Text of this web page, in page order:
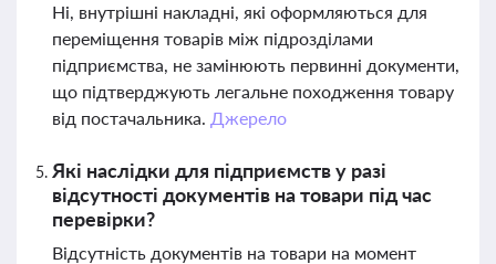
Ні, внутрішні накладні, які оформляються для
переміщення товарів між підрозділами
підприємства, не замінюють первинні документи,
що підтверджують легальне походження товару
від постачальника. Джерело
Які наслідки для підприємств у разі
відсутності документів на товари під час
перевірки?
Відсутність документів на товари на момент